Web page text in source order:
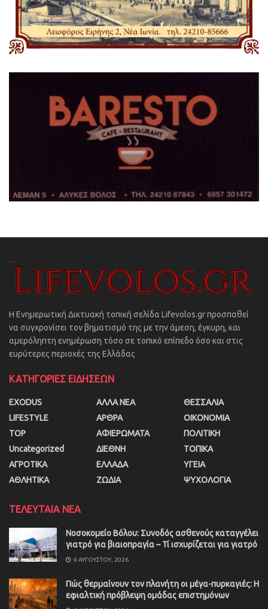
Η Ενημερωτική Δικτυακή τοπική σελίδα Lifevolos.gr προσπαθεί
να συγχρονίσει τον βηματισμό της με την άμεση, έγκυρη, και
αμερόληπτη ενημέρωση τόσο σε τοπικό επίπεδο όσο και στις
ευρύτερες περιοχές της Ελλάδας
ΚΑΤΗΓΟΡΙΕΣ ΕΙΔΗΣΕΩΝ
EXODUS
LIFESTYLE
TOP
Uncategorized
ΑΓΡΟΤΙΚΑ
ΑΘΛΗΤΙΚΑ
ΑΛΛΑ ΝΕΑ
ΑΡΘΡΑ
ΑΦΙΕΡΩΜΑΤΑ
ΔΙΕΘΝΗ
ΕΛΛΑΔΑ
ΖΩΔΙΑ
ΘΕΣΣΑΛΙΑ
ΟΙΚΟΝΟΜΙΑ
ΠΟΛΙΤΙΚΗ
ΤΟΠΙΚΑ
ΥΓΕΙΑ
ΨΥΧΟΛΟΓΙΑ
ΤΕΛΕΥΤΑΙΑ ΝΕΑ
Νοσοκομείο Βόλου: Συνοδός ασθενούς καταγγέλει
γιατρό για βιαιοπραγία – Τί ισχυρίζεται για γιατρό
9 ΑΥΓΟΎΣΤΟΥ, 2026
Πώς θερμαίνουν τον πλανήτη οι μέγα-πυρκαγιές: Η
εφιαλτική πρόβλεψη ομάδας επιστημόνων